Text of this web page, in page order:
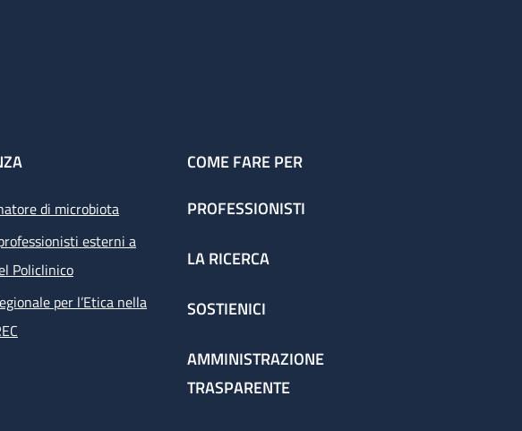
di microbiota
esterni a
Policlinico
per l’Etica nella
COME FARE PER
PROFESSIONISTI
LA RICERCA
SOSTIENICI
AMMINISTRAZIONE
TRASPARENTE